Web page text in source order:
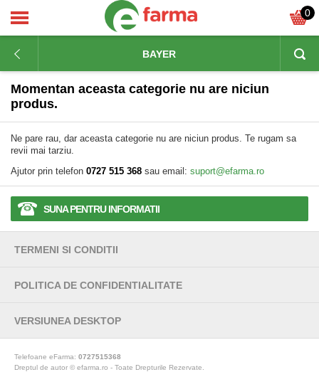
0
BAYER
Momentan aceasta categorie nu are niciun
produs.
Ne pare rau, dar aceasta categorie nu are niciun produs. Te rugam sa
revii mai tarziu.
Ajutor prin telefon 0727 515 368 sau email: suport@efarma.ro
SUNA PENTRU INFORMATII
TERMENI SI CONDITII
POLITICA DE CONFIDENTIALITATE
VERSIUNEA DESKTOP
Telefoane eFarma: 0727515368
Dreptul de autor © efarma.ro - Toate Drepturile Rezervate.